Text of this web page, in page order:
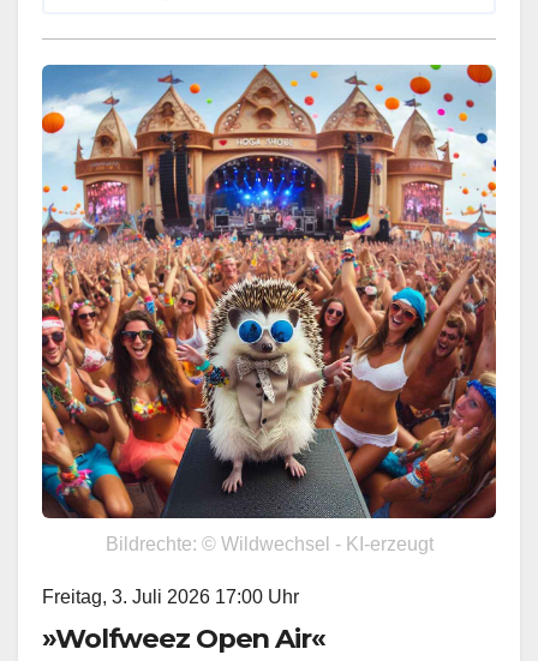
Bildrechte: © Wildwechsel - KI-erzeugt
Freitag, 3. Juli 2026 17:00 Uhr
»Wolfweez Open Air«